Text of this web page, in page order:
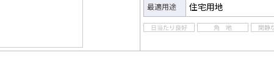
最適用途
住宅用地